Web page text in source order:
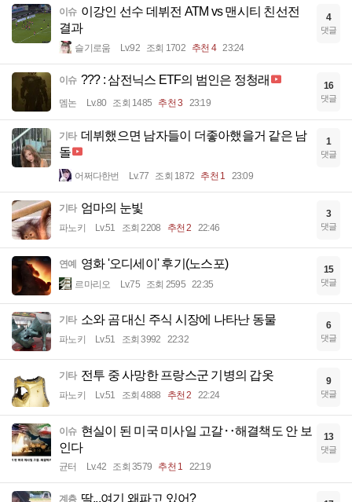
이슈 이강인 선수 데뷔전 ATM vs 맨시티 친선전
결과
슬기로움 Lv.92 조회 1702 추천 4 23:24
4
댓글
이슈 ??? : 삼전닉스 ETF의 범인은 정청래
멤논 Lv.80 조회 1485 추천 3 23:19
16
댓글
기타 데뷔했으면 남자들이 더좋아했을거 같은 남
돌
어쩌다한번 Lv.77 조회 1872 추천 1 23:09
1
댓글
기타 엄마의 눈빛
파노키 Lv.51 조회 2208 추천 2 22:46
3
댓글
연예 영화 '오디세이' 후기(노스포)
르마리오 Lv.75 조회 2595 22:35
15
댓글
기타 소와 곰 대신 주식 시장에 나타난 동물
파노키 Lv.51 조회 3992 22:32
6
댓글
기타 전투 중 사망한 프랑스군 기병의 갑옷
파노키 Lv.51 조회 4888 추천 2 22:24
9
댓글
이슈 현실이 된 미국 미사일 고갈‥해결책도 안 보
인다
균터 Lv.42 조회 3579 추천 1 22:19
13
댓글
계층 딸...여기 왜파고 있어?